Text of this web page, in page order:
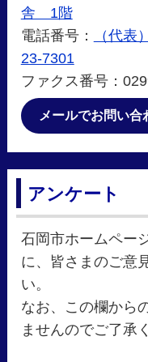
舎 1階
電話番号：
（代表
23-7301
ファクス番号：
メールでお問い合
アンケート
石岡市ホームペー
に、皆さまのご意
い。
なお、この欄から
ませんのでご了承